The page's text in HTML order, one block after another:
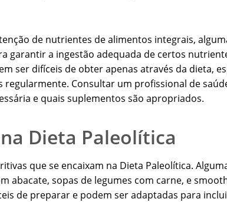
de nutrientes de alimentos integrais,
garantir a ingestão adequada de certos
ser difíceis de obter apenas através da dieta,
regularmente. Consultar um profissional de
e quais suplementos são apropriados.
Dieta Paleolítica
que se encaixam na Dieta Paleolítica.
abacate, sopas de legumes com carne, e
de preparar e podem ser adaptadas para